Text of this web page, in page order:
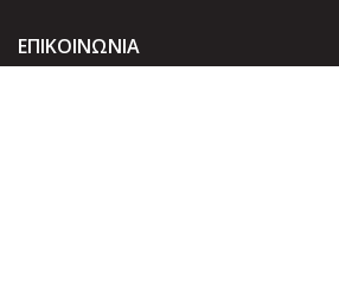
ΕΠΙΚΟΙΝΩΝΊΑ